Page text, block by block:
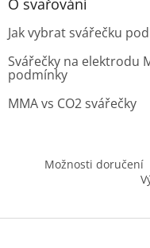
O svařování
Jak vybrat svářečku
Svářečky na elektrodu
podmínky
MMA vs CO2 svářečky
Možnosti doručení